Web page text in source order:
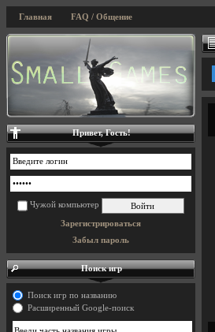
Главная FAQ / Общение
Привет, Гость!
Чужой компьютер
Зарегистрироваться
Забыл пароль
Поиск игр
Поиск игр по названию
Расширенный Google-поиск